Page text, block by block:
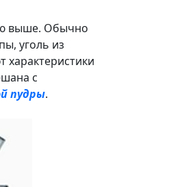
выше. Обычно
уголь из
характеристики
с
пудры.